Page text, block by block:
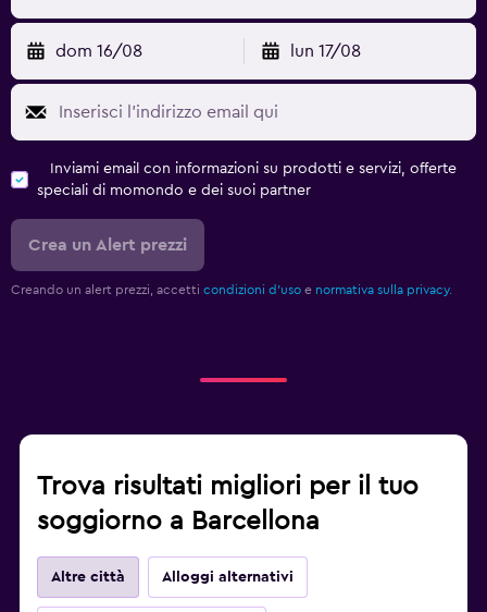
dom 16/08 lun 17/08
Inviami email con informazioni su prodotti e servizi, offerte
speciali di momondo e dei suoi partner
Crea un Alert prezzi
Creando un alert prezzi, accetti condizioni d'uso e normativa sulla privacy.
Trova risultati migliori per il tuo
soggiorno a Barcellona
Altre città Alloggi alternativi